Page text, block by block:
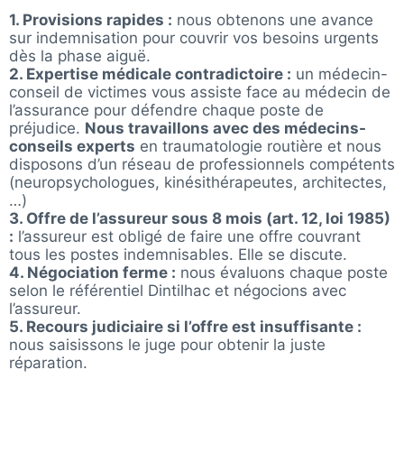
1. Provisions rapides : nous obtenons une avance
sur indemnisation pour couvrir vos besoins urgents
dès la phase aiguë.
2. Expertise médicale contradictoire : un médecin-
conseil de victimes vous assiste face au médecin de
l’assurance pour défendre chaque poste de
préjudice. Nous travaillons avec des médecins-
conseils experts en traumatologie routière et nous
disposons d’un réseau de professionnels compétents
(neuropsychologues, kinésithérapeutes, architectes,
…)
3. Offre de l’assureur sous 8 mois (art. 12, loi 1985)
: l’assureur est obligé de faire une offre couvrant
tous les postes indemnisables. Elle se discute.
4. Négociation ferme : nous évaluons chaque poste
selon le référentiel Dintilhac et négocions avec
l’assureur.
5. Recours judiciaire si l’offre est insuffisante :
nous saisissons le juge pour obtenir la juste
réparation.